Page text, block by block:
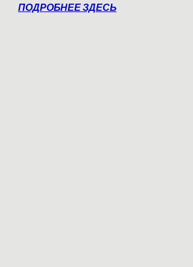
ПОДРОБНЕЕ ЗДЕСЬ